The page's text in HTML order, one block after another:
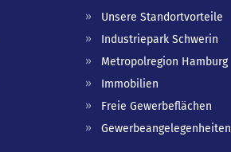
Unsere Standortvorteile
Industriepark Schwerin
Metropolregion Hamburg
Immobilien
Freie Gewerbeflächen
Gewerbeangelegenheiten